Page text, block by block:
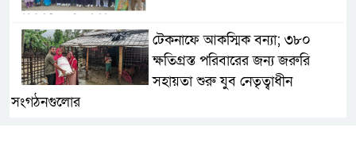
টেকনাফে আকস্মিক বন্যা; ৩৮০
ক্ষতিগ্রস্ত পরিবারের জন্য জরুরি
সহায়তা শুরু যুব নেতৃত্বাধীন
সংগঠনগুলোর